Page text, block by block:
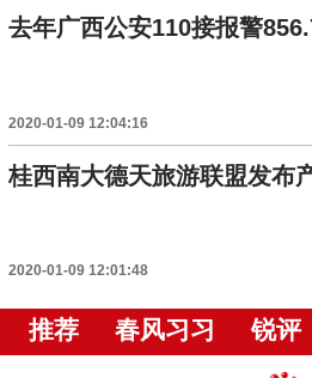
去年广西公安110接报警
2020-01-09 12:04:16
桂西南大德天旅游联盟发布
2020-01-09 12:01:48
推荐 春风习习 锐评